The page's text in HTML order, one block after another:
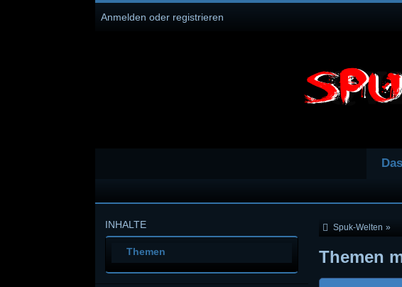
Anmelden oder registrieren
INHALTE
Themen
Spuk-Welten »
Themen